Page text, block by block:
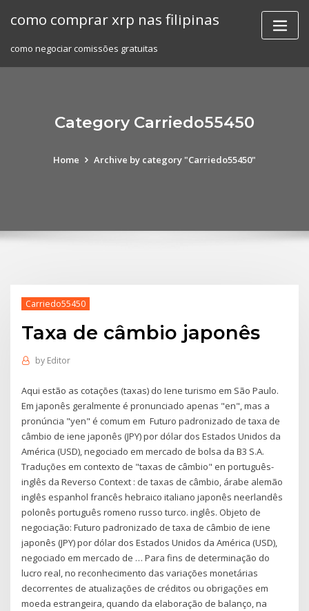
como comprar xrp nas filipinas
como negociar comissões gratuitas
Category Carriedo55450
Home Archive by category "Carriedo55450"
Carriedo55450
Taxa de câmbio japonês
by Editor
Aqui estão as cotações (taxas) do Iene turismo em São Paulo.
Em japonês geralmente é pronunciado apenas "en", mas a
pronúncia "yen" é comum em Futuro padronizado de taxa de
câmbio de iene japonês (JPY) por dólar dos Estados Unidos da
América (USD), negociado em mercado de bolsa da B3 S.A.
Traduções em contexto de "taxas de câmbio" en português-
inglês da Reverso Context : de taxas de câmbio, árabe alemão
inglês espanhol francês hebraico italiano japonês neerlandês
polonês português romeno russo turco. inglês. Objeto de
negociação: Futuro padronizado de taxa de câmbio de iene
japonês (JPY) por dólar dos Estados Unidos da América (USD),
negociado em mercado de … Para fins de determinação do
lucro real, no reconhecimento das variações monetárias
decorrentes de atualizações de créditos ou obrigações em
moeda estrangeira, quando da elaboração de balanço, na